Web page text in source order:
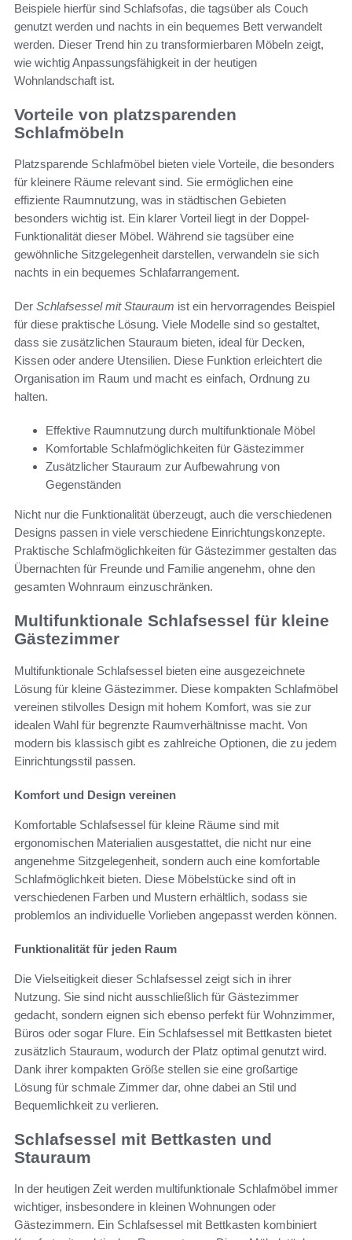
Beispiele hierfür sind Schlafsofas, die tagsüber als Couch
genutzt werden und nachts in ein bequemes Bett verwandelt
werden. Dieser Trend hin zu transformierbaren Möbeln zeigt,
wie wichtig Anpassungsfähigkeit in der heutigen
Wohnlandschaft ist.
Vorteile von platzsparenden
Schlafmöbeln
Platzsparende Schlafmöbel bieten viele Vorteile, die besonders
für kleinere Räume relevant sind. Sie ermöglichen eine
effiziente Raumnutzung, was in städtischen Gebieten
besonders wichtig ist. Ein klarer Vorteil liegt in der Doppel-
Funktionalität dieser Möbel. Während sie tagsüber eine
gewöhnliche Sitzgelegenheit darstellen, verwandeln sie sich
nachts in ein bequemes Schlafarrangement.
Der Schlafsessel mit Stauraum ist ein hervorragendes Beispiel
für diese praktische Lösung. Viele Modelle sind so gestaltet,
dass sie zusätzlichen Stauraum bieten, ideal für Decken,
Kissen oder andere Utensilien. Diese Funktion erleichtert die
Organisation im Raum und macht es einfach, Ordnung zu
halten.
Effektive Raumnutzung durch multifunktionale Möbel
Komfortable Schlafmöglichkeiten für Gästezimmer
Zusätzlicher Stauraum zur Aufbewahrung von
Gegenständen
Nicht nur die Funktionalität überzeugt, auch die verschiedenen
Designs passen in viele verschiedene Einrichtungskonzepte.
Praktische Schlafmöglichkeiten für Gästezimmer gestalten das
Übernachten für Freunde und Familie angenehm, ohne den
gesamten Wohnraum einzuschränken.
Multifunktionale Schlafsessel für kleine
Gästezimmer
Multifunktionale Schlafsessel bieten eine ausgezeichnete
Lösung für kleine Gästezimmer. Diese kompakten Schlafmöbel
vereinen stilvolles Design mit hohem Komfort, was sie zur
idealen Wahl für begrenzte Raumverhältnisse macht. Von
modern bis klassisch gibt es zahlreiche Optionen, die zu jedem
Einrichtungsstil passen.
Komfort und Design vereinen
Komfortable Schlafsessel für kleine Räume sind mit
ergonomischen Materialien ausgestattet, die nicht nur eine
angenehme Sitzgelegenheit, sondern auch eine komfortable
Schlafmöglichkeit bieten. Diese Möbelstücke sind oft in
verschiedenen Farben und Mustern erhältlich, sodass sie
problemlos an individuelle Vorlieben angepasst werden können.
Funktionalität für jeden Raum
Die Vielseitigkeit dieser Schlafsessel zeigt sich in ihrer
Nutzung. Sie sind nicht ausschließlich für Gästezimmer
gedacht, sondern eignen sich ebenso perfekt für Wohnzimmer,
Büros oder sogar Flure. Ein Schlafsessel mit Bettkasten bietet
zusätzlich Stauraum, wodurch der Platz optimal genutzt wird.
Dank ihrer kompakten Größe stellen sie eine großartige
Lösung für schmale Zimmer dar, ohne dabei an Stil und
Bequemlichkeit zu verlieren.
Schlafsessel mit Bettkasten und
Stauraum
In der heutigen Zeit werden multifunktionale Schlafmöbel immer
wichtiger, insbesondere in kleinen Wohnungen oder
Gästezimmern. Ein Schlafsessel mit Bettkasten kombiniert